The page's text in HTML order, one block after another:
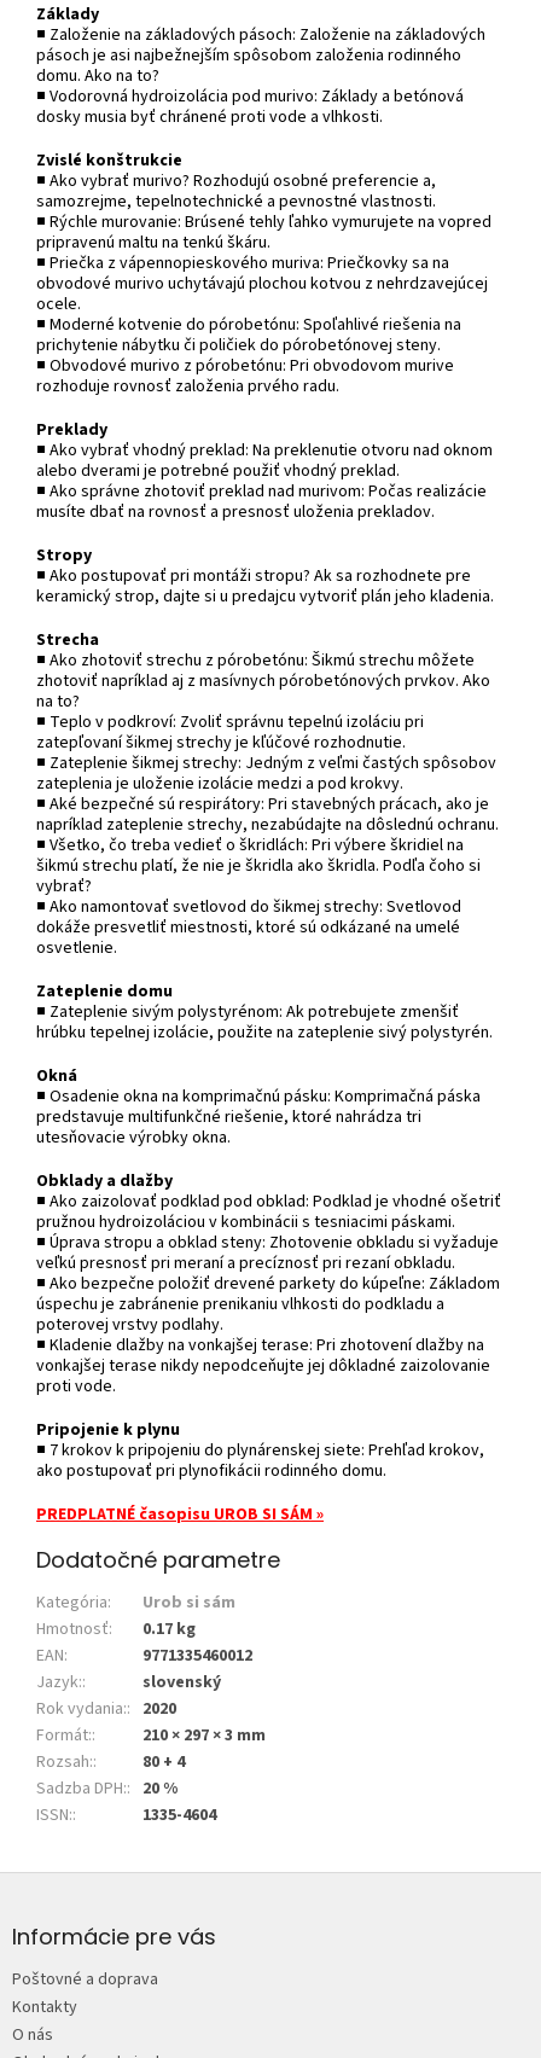
Základy
■ Založenie na základových pásoch: Založenie na základových
pásoch je asi najbežnejším spôsobom založenia rodinného
domu. Ako na to?
■ Vodorovná hydroizolácia pod murivo: Základy a betónová
dosky musia byť chránené proti vode a vlhkosti.
Zvislé konštrukcie
■ Ako vybrať murivo? Rozhodujú osobné preferencie a,
samozrejme, tepelnotechnické a pevnostné vlastnosti.
■ Rýchle murovanie: Brúsené tehly ľahko vymurujete na vopred
pripravenú maltu na tenkú škáru.
■ Priečka z vápennopieskového muriva: Priečkovky sa na
obvodové murivo uchytávajú plochou kotvou z nehrdzavejúcej
ocele.
■ Moderné kotvenie do pórobetónu: Spoľahlivé riešenia na
prichytenie nábytku či poličiek do pórobetónovej steny.
■ Obvodové murivo z pórobetónu: Pri obvodovom murive
rozhoduje rovnosť založenia prvého radu.
Preklady
■ Ako vybrať vhodný preklad: Na preklenutie otvoru nad oknom
alebo dverami je potrebné použiť vhodný preklad.
■ Ako správne zhotoviť preklad nad murivom: Počas realizácie
musíte dbať na rovnosť a presnosť uloženia prekladov.
Stropy
■ Ako postupovať pri montáži stropu? Ak sa rozhodnete pre
keramický strop, dajte si u predajcu vytvoriť plán jeho kladenia.
Strecha
■ Ako zhotoviť strechu z pórobetónu: Šikmú strechu môžete
zhotoviť napríklad aj z masívnych pórobetónových prvkov. Ako
na to?
■ Teplo v podkroví: Zvoliť správnu tepelnú izoláciu pri
zatepľovaní šikmej strechy je kľúčové rozhodnutie.
■ Zateplenie šikmej strechy: Jedným z veľmi častých spôsobov
zateplenia je uloženie izolácie medzi a pod krokvy.
■ Aké bezpečné sú respirátory: Pri stavebných prácach, ako je
napríklad zateplenie strechy, nezabúdajte na dôslednú ochranu.
■ Všetko, čo treba vedieť o škridlách: Pri výbere škridiel na
šikmú strechu platí, že nie je škridla ako škridla. Podľa čoho si
vybrať?
■ Ako namontovať svetlovod do šikmej strechy: Svetlovod
dokáže presvetliť miestnosti, ktoré sú odkázané na umelé
osvetlenie.
Zateplenie domu
■ Zateplenie sivým polystyrénom: Ak potrebujete zmenšiť
hrúbku tepelnej izolácie, použite na zateplenie sivý polystyrén.
Okná
■ Osadenie okna na komprimačnú pásku: Komprimačná páska
predstavuje multifunkčné riešenie, ktoré nahrádza tri
utesňovacie výrobky okna.
Obklady a dlažby
■ Ako zaizolovať podklad pod obklad: Podklad je vhodné ošetriť
pružnou hydroizoláciou v kombinácii s tesniacimi páskami.
■ Úprava stropu a obklad steny: Zhotovenie obkladu si vyžaduje
veľkú presnosť pri meraní a precíznosť pri rezaní obkladu.
■ Ako bezpečne položiť drevené parkety do kúpeľne: Základom
úspechu je zabránenie prenikaniu vlhkosti do podkladu a
poterovej vrstvy podlahy.
■ Kladenie dlažby na vonkajšej terase: Pri zhotovení dlažby na
vonkajšej terase nikdy nepodceňujte jej dôkladné zaizolovanie
proti vode.
Pripojenie k plynu
■ 7 krokov k pripojeniu do plynárenskej siete: Prehľad krokov,
ako postupovať pri plynofikácii rodinného domu.
PREDPLATNÉ časopisu UROB SI SÁM »
Dodatočné parametre
Kategória:
Urob si sám
Hmotnosť:
0.17 kg
EAN:
9771335460012
Jazyk::
slovenský
Rok vydania:: 2020
Formát::
210 × 297 × 3 mm
Rozsah::
80 + 4
Sadzba DPH:: 20 %
ISSN:: 1335-4604
p
e
Informácie pre vás
Poštovné a doprava
Kontakty
O nás